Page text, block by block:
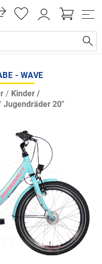
- WAVE
/ Kinder /
Jugendräder 20"